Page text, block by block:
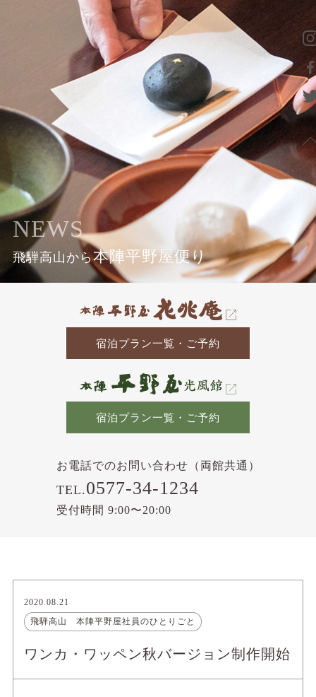
NEWS
飛騨高山から本陣平野屋便り
宿泊プラン一覧・ご予約
宿泊プラン一覧・ご予約
お電話でのお問い合わせ（両館共通）
TEL.0577-34-1234
受付時間 9:00〜20:00
2020.08.21
飛騨高山 本陣平野屋社員のひとりごと
ワンカ・ワッペン秋バージョン制作開始